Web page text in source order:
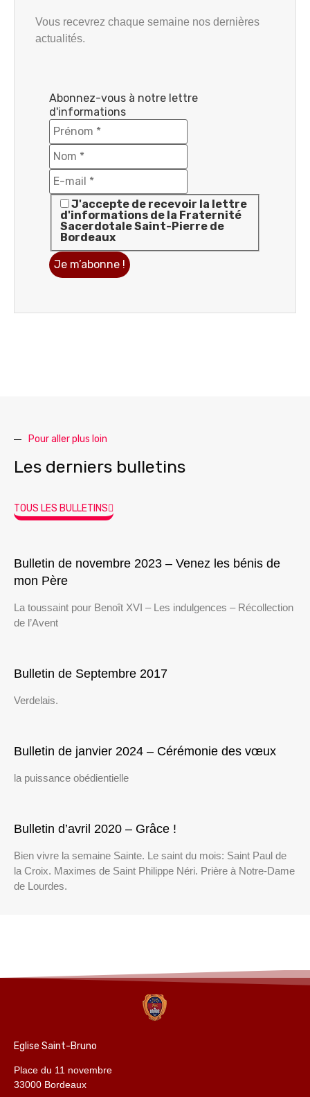
Vous recevrez chaque semaine nos dernières
actualités.
Abonnez-vous à notre lettre
d'informations
J'accepte de recevoir la lettre
d'informations de la Fraternité
Sacerdotale Saint-Pierre de
Bordeaux
Pour aller plus loin
Les derniers bulletins
TOUS LES BULLETINS
Bulletin de novembre 2023 – Venez les bénis de
mon Père
La toussaint pour Benoît XVI – Les indulgences – Récollection
de l’Avent
Bulletin de Septembre 2017
Verdelais.
Bulletin de janvier 2024 – Cérémonie des vœux
la puissance obédientielle
Bulletin d’avril 2020 – Grâce !
Bien vivre la semaine Sainte. Le saint du mois: Saint Paul de
la Croix. Maximes de Saint Philippe Néri. Prière à Notre-Dame
de Lourdes.
Eglise Saint-Bruno
Place du 11 novembre
33000 Bordeaux